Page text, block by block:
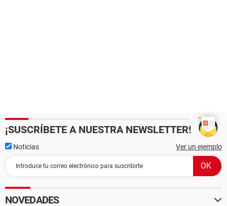
¡SUSCRÍBETE A NUESTRA NEWSLETTER!
Noticias Ver un ejemplo
NOVEDADES